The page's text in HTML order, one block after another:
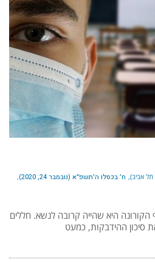
תל אביב) ח׳ בכסלו ה׳תשפ״א (נובמבר 24, 2020)
היא שהייה קרובה לנשא. חללים
את סיכון ההידבקות, כמעט